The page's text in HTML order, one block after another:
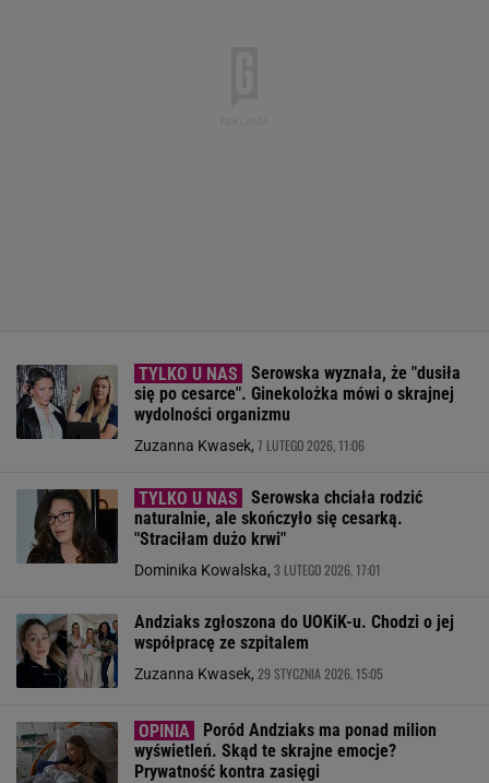
Serowska wyznała, że "dusiła
się po cesarce". Ginekolożka mówi o skrajnej
wydolności organizmu
Zuzanna Kwasek, 7 LUTEGO 2026, 11:06
Serowska chciała rodzić
naturalnie, ale skończyło się cesarką.
"Straciłam dużo krwi"
Dominika Kowalska, 3 LUTEGO 2026, 17:01
Andziaks zgłoszona do UOKiK-u. Chodzi o jej
współpracę ze szpitalem
Zuzanna Kwasek, 29 STYCZNIA 2026, 15:05
Poród Andziaks ma ponad milion
wyświetleń. Skąd te skrajne emocje?
Prywatność kontra zasięgi